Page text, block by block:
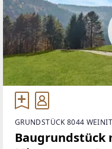
GRUNDSTÜCK 8044
Baugrundstück